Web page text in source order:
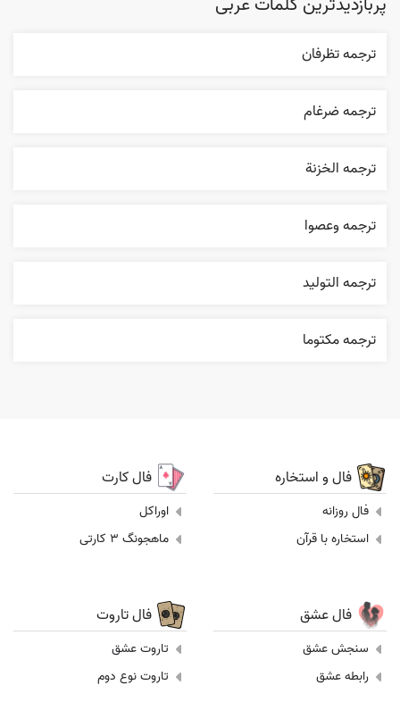
پربازدیدترین کلمات عربی
ترجمه تظرفان
ترجمه ضرغام
ترجمه الخزنة
ترجمه وعصوا
ترجمه التوليد
ترجمه مکتوما
فال و استخاره
فال روزانه
استخاره با قرآن
فال کارت
اوراکل
ماهجونگ 3 کارتی
فال عشق
سنجش عشق
رابطه عشق
فال تاروت
تاروت عشق
تاروت نوع دوم